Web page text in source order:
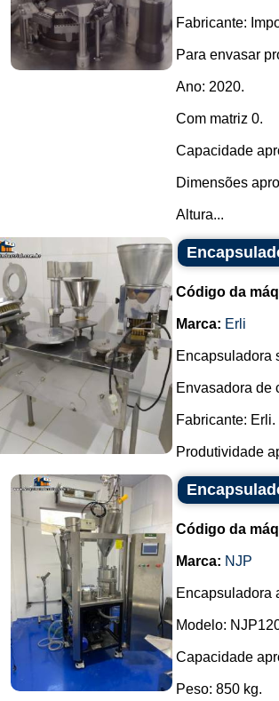
Fabricante:
Para envasar
Ano: 2020.
Com matriz 0.
Capacidade
Dimensões
Altura...
Código da
Marca: Erli
Encapsuladora
Envasadora de
Fabricante: Erli.
Produtividade
Código da
Marca: NJP
Encapsuladora
Modelo:
Capacidade
Peso: 850 kg.